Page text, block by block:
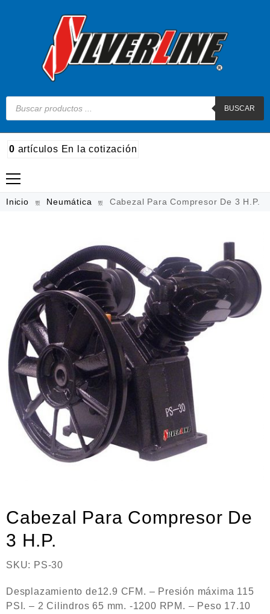
BUSCAR
0 artículos En la cotización
Madera
Automotriz e hidráulico
Neumática
Ferretería
Mezcladoras
Línea de productos Virutex
Campismo
Ciclismo
Inicio Neumática Cabezal Para Compresor De 3 H.P.
Cabezal Para Compresor De
3 H.P.
SKU: PS-30
Desplazamiento de12.9 CFM. – Presión máxima 115
PSI. – 2 Cilindros 65 mm. -1200 RPM. – Peso 17.10